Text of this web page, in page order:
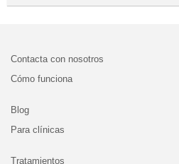
Contacta con nosotros
Cómo funciona
Blog
Para clínicas
Tratamientos